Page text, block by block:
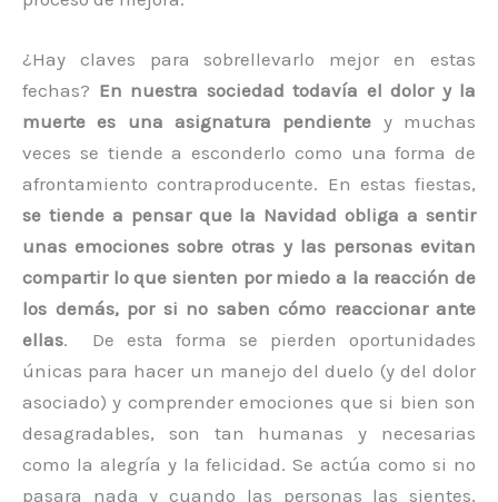
¿Hay claves para sobrellevarlo mejor en estas
fechas? En nuestra sociedad todavía el dolor y la
muerte es una asignatura pendiente y muchas
veces se tiende a esconderlo como una forma de
afrontamiento contraproducente. En estas fiestas,
se tiende a pensar que la Navidad obliga a sentir
unas emociones sobre otras y las personas evitan
compartir lo que sienten por miedo a la reacción de
los demás, por si no saben cómo reaccionar ante
ellas. De esta forma se pierden oportunidades
únicas para hacer un manejo del duelo (y del dolor
asociado) y comprender emociones que si bien son
desagradables, son tan humanas y necesarias
como la alegría y la felicidad. Se actúa como si no
pasara nada y cuando las personas las sientes,